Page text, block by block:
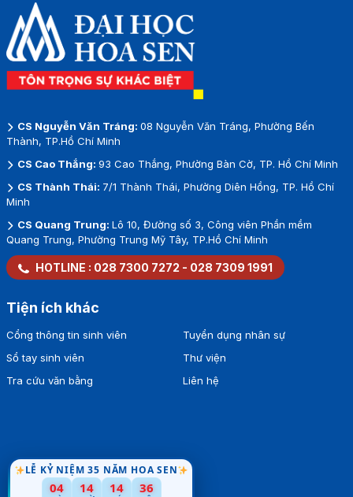
LỄ KỶ NIỆM 35 NĂM HOA SEN
04 14 14 34
CS Nguyễn Văn Tráng: 08 Nguyễn Văn Tráng, Phường Bến
Thành, TP.Hồ Chí Minh
CS Cao Thắng: 93 Cao Thắng, Phường Bàn Cờ, TP. Hồ Chí Minh
CS Thành Thái: 7/1 Thành Thái, Phường Diên Hồng, TP. Hồ Chí
Minh
CS Quang Trung: Lô 10, Đường số 3, Công viên Phần mềm
Quang Trung, Phường Trung Mỹ Tây, TP.Hồ Chí Minh
HOTLINE : 028 7300 7272 - 028 7309 1991
Tiện ích khác
Cổng thông tin sinh viên
Sổ tay sinh viên
Tra cứu văn bằng
Tuyển dụng nhân sự
Thư viện
Liên hệ